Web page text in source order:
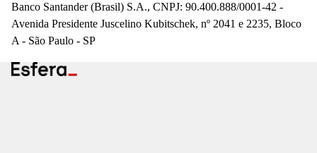
Banco Santander (Brasil) S.A., CNPJ: 90.400.888/0001-42 -
Avenida Presidente Juscelino Kubitschek, nº 2041 e 2235, Bloco
A - São Paulo - SP